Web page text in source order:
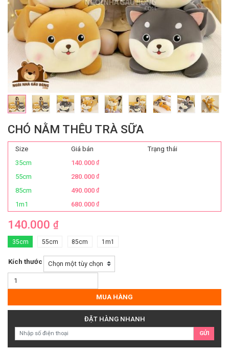
CHÓ NẰM THÊU TRÀ SỮA
Size Giá bán
Trạng thái
35cm
140.000₫
55cm 280.000₫
85cm 490.000₫
1m1 680.000₫
140.000 ₫
35cm 55cm 85cm 1m1
Kích thước
Chó
Trà
lượng
MUA HÀNG
ĐẶT HÀNG NHANH
GỬI